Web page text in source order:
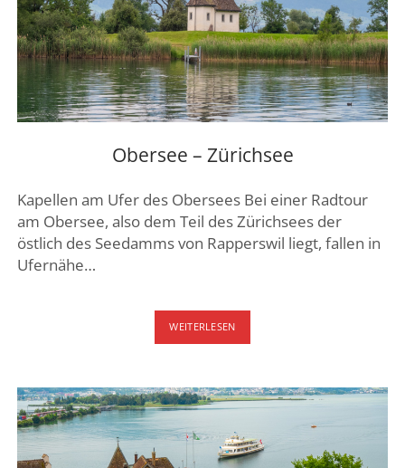
Obersee – Zürichsee
Kapellen am Ufer des Obersees Bei einer Radtour
am Obersee, also dem Teil des Zürichsees der
östlich des Seedamms von Rapperswil liegt, fallen in
Ufernähe…
WEITERLESENOBERSEE
–